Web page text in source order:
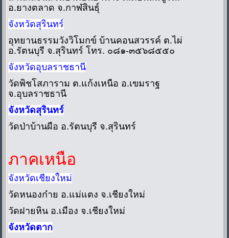
อ.ยางตลาด จ.กาฬสินธุ์
จังหวัดสุรินทร์
อุทยานธรรมวังวิโมกข์ บ้านคอนสวรรค์ ต.ไผ่
อ.รัตนบุรี จ.สุรินทร์ โทร. ๐๘๑-๓๕๖๘๕๕๐
จังหวัดอุบลราชธานี
วัดพิชโสภาราม ต.แก้งเหนือ อ.เขมราฐ
จ.อุบลราชธานี
จังหวัดสุรินทร์
วัดป่าบ้านผือ อ.รัตนบุรี จ.สุรินทร์
ภาคเหนือ
จังหวัดเชียงใหม่
วัดหนองก๋าย อ.แม่แตง จ.เชียงใหม่
วัดฝายหิน อ.เมือง จ.เชียงใหม่
จังหวัดตาก